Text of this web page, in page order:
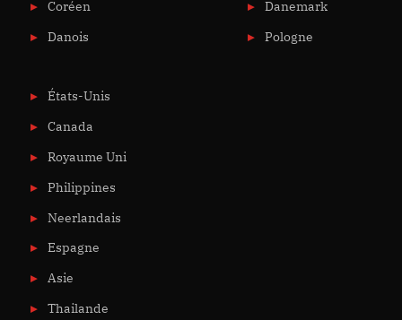
Coréen
Danois
Danemark
Pologne
États-Unis
Canada
Royaume Uni
Philippines
Neerlandais
Espagne
Asie
Thailande